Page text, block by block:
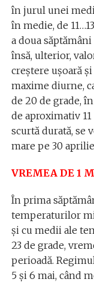
în jurul unei
în medie, de
a doua
însă, ulterior,
creştere uşoară
maxime diurne,
de 20 de grade,
de aproximativ
scurtă durată, se
mare pe 30
VREMEA DE 1
În prima
temperaturilor
şi cu medii ale
23 de grade,
perioadă.
5 și 6 mai, când